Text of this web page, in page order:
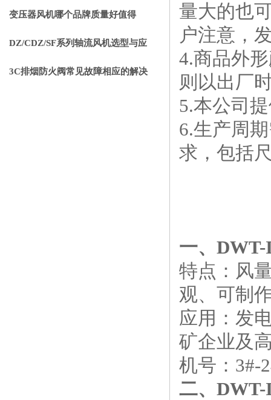
点全分享
变压器风机哪个品牌质量好值得
选？静音节能使用寿命长
DZ/CDZ/SF系列轴流风机选型与应
用指南
3C排烟防火阀常见故障相应的解决
量大的也
户注意，
4.商品外
则以出厂
5.本公司
6.生产周
求，包括
一、
特点：风
观、可制
应用：发
矿企业及
机号：3#-
二、